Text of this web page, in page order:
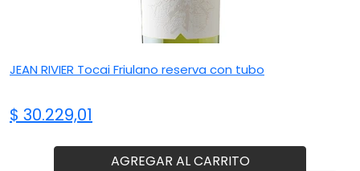
JEAN RIVIER Tocai Friulano reserva con tubo
$ 30.229,01
AGREGAR AL CARRITO